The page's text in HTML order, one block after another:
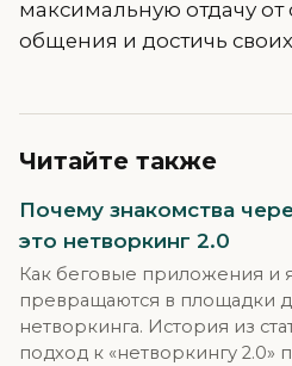
максимальную отдачу от
общения и достичь
Читайте также
Почему знакомства
это нетворкинг 2.0
Как беговые приложения и
превращаются в площадки
нетворкинга. История из
подход к «нетворкингу 2.0»